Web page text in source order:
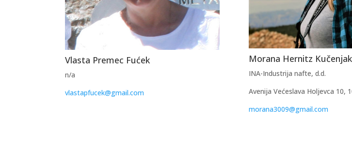
Vlasta Premec Fućek
n/a
vlastapfucek@gmail.com
Morana Hernitz Kučenjak
INA-Industrija nafte, d.d.
Avenija Većeslava Holjevca 10,
morana3009@gmail.com